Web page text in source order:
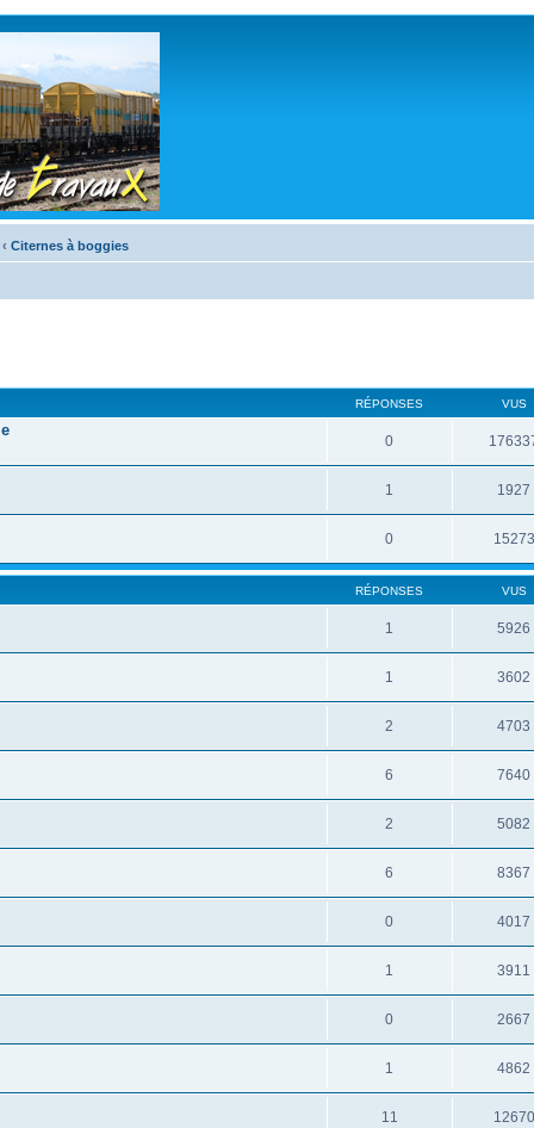
‹ Citernes à boggies
RÉPONSES VUS
0
1 1927
0 15273
RÉPONSES VUS
1 5926
1 3602
2 4703
6 7640
2 5082
6 8367
0 4017
1 3911
0 2667
1 4862
11 12670